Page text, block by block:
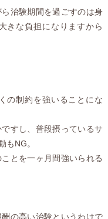
治験期間を過ごすのは身
きな負担になりますから
の制約を強いることにな
すし、普段摂っているサ
もNG。
とを一ヶ月間強いられる
の高い治験というわけで